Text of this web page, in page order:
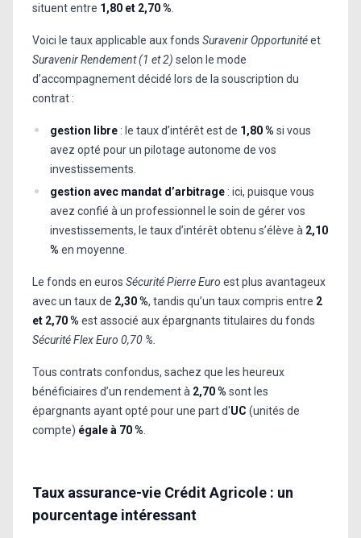
situent entre 1,80 et 2,70 %
Voici le taux applicable aux fonds Suravenir Opportunitéet
Suravenir Rendement(1 et 2) selon le mode
d’accompagnement décidé lors de la souscription du
contrat :
gestion libre : le taux d’intérêt est de 1,80 % si vous
avez opté pour un pilotage autonome de vos
investissements.
gestion avec mandat d’arbitrage : ici, puisque vous
avez confié à un professionnel le soin de gérer vos
investissements, le taux d’intérêt obtenu s’élève à 2,10
% en moyenne.
Le fonds en euros Sécurité Pierre Euro est plus avantageux
avec un taux de 2,30 %, tandis qu’un taux compris entre 2
et 2,70 % est associé aux épargnants titulaires du fonds
Sécurité Flex Euro 0,70 %.
Tous contrats confondus, sachez que les heureux
bénéficiaires d’un rendement à 2,70 % sont les
épargnants ayant opté pour une part d'UC (unités de
compte) égale à 70 %
Taux assurance-vie Crédit Agricole : un
pourcentage intéressant